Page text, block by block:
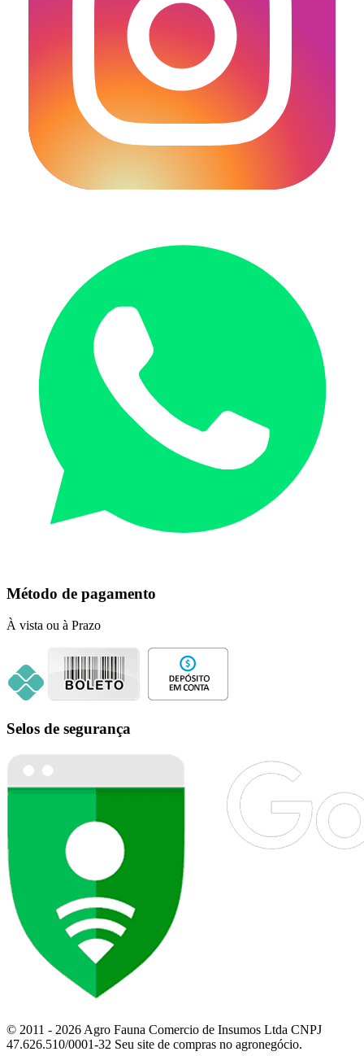
Método de pagamento
À vista ou à Prazo
Selos de segurança
© 2011 - 2026 Agro Fauna Comercio de Insumos Ltda CNPJ
47.626.510/0001-32 Seu site de compras no agronegócio.